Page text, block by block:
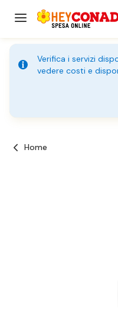
Verifica i servizi
vedere costi e
Home